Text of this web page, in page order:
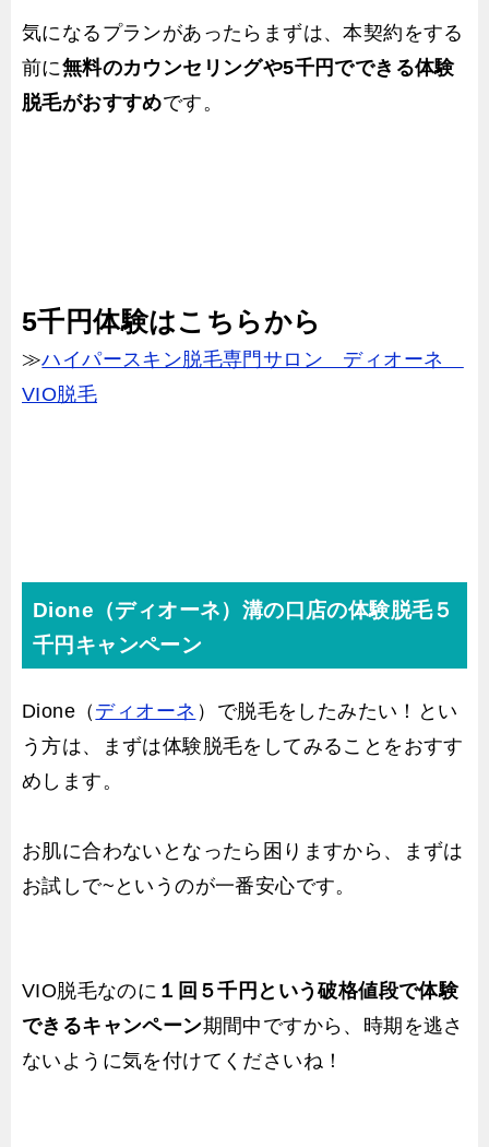
気になるプランがあったらまずは、本契約をする
前に無料のカウンセリングや5千円でできる体験
脱毛がおすすめです。
5千円体験はこちらから
≫ハイパースキン脱毛専門サロン ディオーネ
VIO脱毛
Dione（ディオーネ）溝の口店の体験脱毛５
千円キャンペーン
Dione（ ディオーネ ）で脱毛をしたみたい！とい
う方は、まずは体験脱毛をしてみることをおすす
めします。
お肌に合わないとなったら困りますから、まずは
お試しで~というのが一番安心です。
VIO脱毛なのに １回５千円という破格値段で体験
できるキャンペーン期間中ですから、時期を逃さ
ないように気を付けてくださいね！